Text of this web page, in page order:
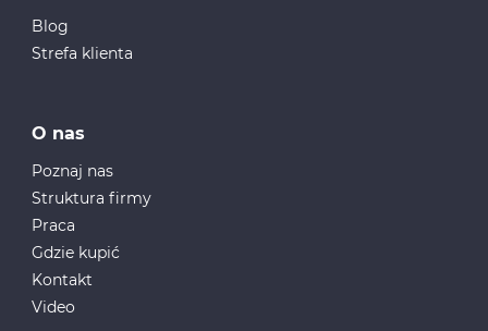
Blog
Strefa klienta
O nas
Poznaj nas
Struktura firmy
Praca
Gdzie kupić
Kontakt
Video